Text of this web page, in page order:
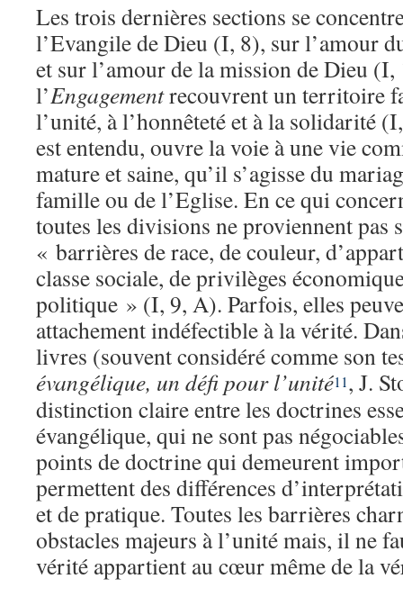
Les trois dernières sections se
l’Evangile de Dieu (I, 8), sur l’amour
et sur l’amour de la mission de Dieu (I,
l’Engagementrecouvrent un territoire
l’unité, à l’honnêteté et à la solidarité
est entendu, ouvre la voie à une vie
mature et saine, qu’il s’agisse du
famille ou de l’Eglise. En ce qui
toutes les divisions ne proviennent pas
« barrières de race, de couleur,
classe sociale, de privilèges
politique » (I, 9, A). Parfois, elles
attachement indéfectible à la vérité.
livres (souvent considéré comme son
évangélique, un défi pour l’unité11, J.
distinction claire entre les doctrines
évangélique, qui ne sont pas
points de doctrine qui demeurent
permettent des différences
et de pratique. Toutes les barrières
obstacles majeurs à l’unité mais, il ne
vérité appartient au cœur même de la